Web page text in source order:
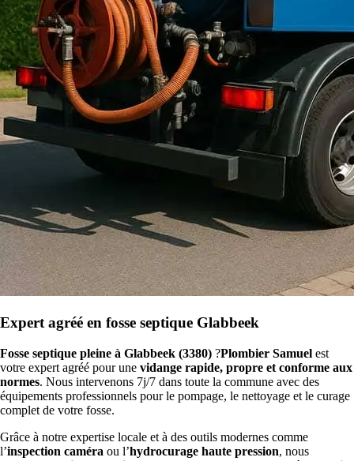
Expert agréé en fosse septique Glabbeek
Fosse septique pleine à Glabbeek (3380) ?Plombier Samuel est
votre expert agréé pour une vidange rapide, propre et conforme aux
normes. Nous intervenons 7j/7 dans toute la commune avec des
équipements professionnels pour le pompage, le nettoyage et le curage
complet de votre fosse.
Grâce à notre expertise locale et à des outils modernes comme
l’inspection caméra ou l’hydrocurage haute pression, nous